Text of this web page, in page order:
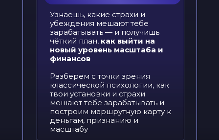
Узнаешь, какие страхи и
убеждения мешают тебе
зарабатывать — и получишь
чёткий план, как выйти на
новый уровень масштаба и
финансов
Разберем с точки зрения
классической психологии, как
твои установки и страхи
мешают тебе зарабатывать и
построим маршрутную карту к
деньгам, признанию и
масштабу